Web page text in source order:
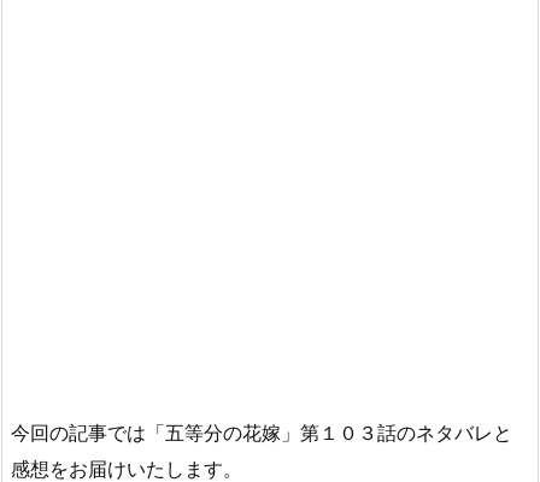
今回の記事では「五等分の花嫁」第１０３話のネタバレと
感想をお届けいたします。